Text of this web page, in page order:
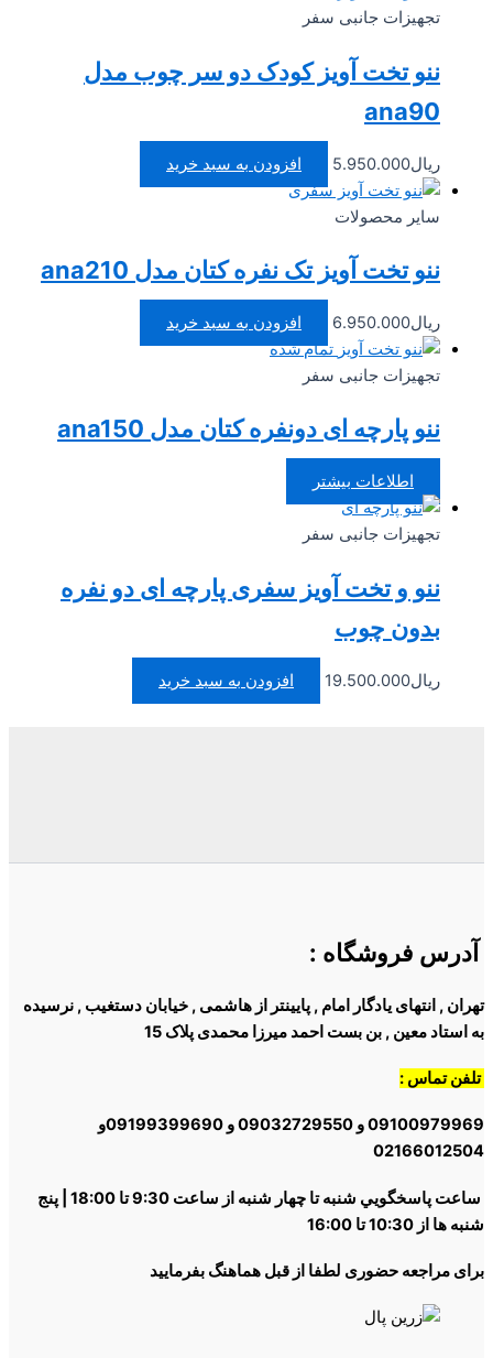
تجهیزات جانبی سفر
ننو تخت آویز کودک دو سر چوب مدل
ana90
ریال5.950.000 افزودن به سبد خرید
سایر محصولات
ننو تخت آویز تک نفره کتان مدل ana210
ریال6.950.000
افزودن به سبد خرید
تمام شده
تجهیزات جانبی سفر
ننو پارچه ای دونفره کتان مدل ana150
اطلاعات بیشتر
تجهیزات جانبی سفر
ننو و تخت آویز سفری پارچه ای دو نفره
بدون چوب
ریال19.500.000 افزودن به سبد خرید
آدرس فروشگاه :
تهران , انتهای یادگار امام , پایینتر از هاشمی , خیابان دستغیب , نرسیده
به استاد معین , بن بست احمد میرزا محمدی پلاک 15
تلفن تماس :
09100979969 و 09032729550 و 09199399690و
02166012504
ساعت پاسخگويي شنبه تا چهار شنبه از ساعت 9:30 تا 18:00 | پنج
شنبه ها از 10:30 تا 16:00
برای مراجعه حضوری لطفا از قبل هماهنگ بفرمایید